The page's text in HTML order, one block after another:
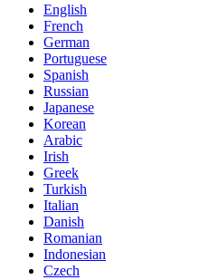
English
French
German
Portuguese
Spanish
Russian
Japanese
Korean
Arabic
Irish
Greek
Turkish
Italian
Danish
Romanian
Indonesian
Czech